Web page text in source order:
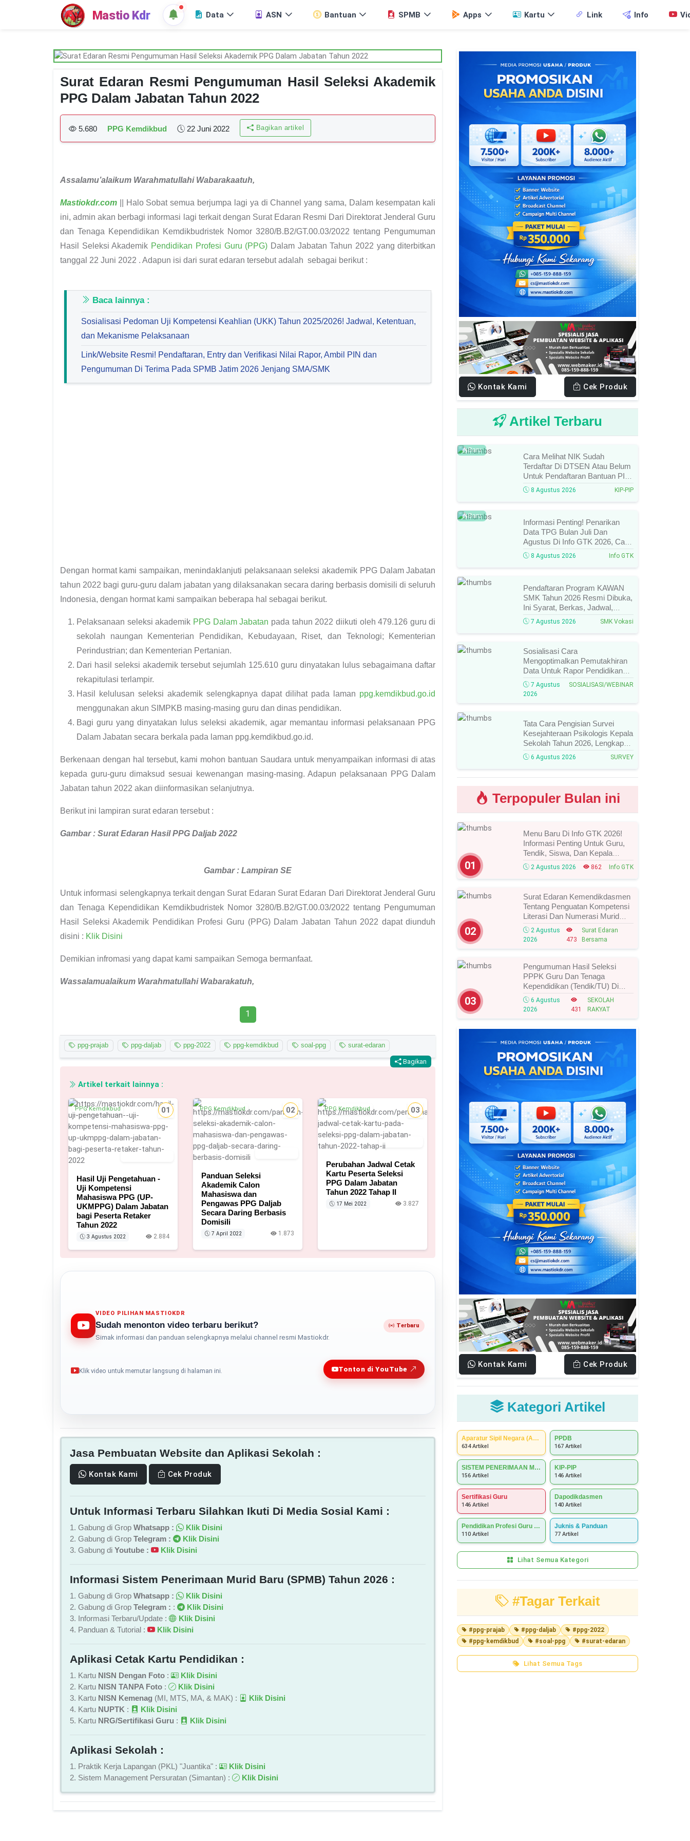
Mastio Kdr Data ASN Bantuan SPMB Apps Kartu Link Info
Surat Edaran Resmi Pengumuman Hasil Seleksi Akademik
PPG Dalam Jabatan Tahun 2022
5.680 PPG Kemdikbud 22 Juni 2022 Bagikan artikel
Assalamu’alaikum Warahmatullahi Wabarakaatuh,
Mastiokdr.com || Halo Sobat semua berjumpa lagi ya di Channel yang sama, Dalam kesempatan kali
ini, admin akan berbagi informasi lagi terkait dengan Surat Edaran Resmi Dari Direktorat Jenderal Guru
dan Tenaga Kependidikan Kemdikbudristek Nomor 3280/B.B2/GT.00.03/2022 tentang Pengumuman
Hasil Seleksi Akademik Pendidikan Profesi Guru (PPG) Dalam Jabatan Tahun 2022 yang diterbitkan
tanggal 22 Juni 2022 . Adapun isi dari surat edaran tersebut adalah sebagai berikut :
Baca lainnya :
Sosialisasi Pedoman Uji Kompetensi Keahlian (UKK) Tahun 2025/2026! Jadwal, Ketentuan,
dan Mekanisme Pelaksanaan
Link/Website Resmi! Pendaftaran, Entry dan Verifikasi Nilai Rapor, Ambil PIN dan
Pengumuman Di Terima Pada SPMB Jatim 2026 Jenjang SMA/SMK
Dengan hormat kami sampaikan, menindaklanjuti pelaksanaan seleksi akademik PPG Dalam Jabatan
tahun 2022 bagi guru-guru dalam jabatan yang dilaksanakan secara daring berbasis domisili di seluruh
Indonesia, dengan hormat kami sampaikan beberapa hal sebagai berikut.
Pelaksanaan seleksi akademik PPG Dalam Jabatan pada tahun 2022 diikuti oleh 479.126 guru di
sekolah naungan Kementerian Pendidikan, Kebudayaan, Riset, dan Teknologi; Kementerian
Perindustrian; dan Kementerian Pertanian.
Dari hasil seleksi akademik tersebut sejumlah 125.610 guru dinyatakan lulus sebagaimana daftar
rekapitulasi terlampir.
Hasil kelulusan seleksi akademik selengkapnya dapat dilihat pada laman ppg.kemdikbud.go.id
menggunakan akun SIMPKB masing-masing guru dan dinas pendidikan.
Bagi guru yang dinyatakan lulus seleksi akademik, agar memantau informasi pelaksanaan PPG
Dalam Jabatan secara berkala pada laman ppg.kemdikbud.go.id.
Berkenaan dengan hal tersebut, kami mohon bantuan Saudara untuk menyampaikan informasi di atas
kepada guru-guru dimaksud sesuai kewenangan masing-masing. Adapun pelaksanaan PPG Dalam
Jabatan tahun 2022 akan diinformasikan selanjutnya.
Berikut ini lampiran surat edaran tersebut :
Gambar : Surat Edaran Hasil PPG Daljab 2022
Gambar : Lampiran SE
Untuk informasi selengkapnya terkait dengan Surat Edaran Surat Edaran Dari Direktorat Jenderal Guru
dan Tenaga Kependidikan Kemdikbudristek Nomor 3280/B.B2/GT.00.03/2022 tentang Pengumuman
Hasil Seleksi Akademik Pendidikan Profesi Guru (PPG) Dalam Jabatan Tahun 2022 dapat diunduh
disini : Klik Disini
Demikian infromasi yang dapat kami sampaikan Semoga bermanfaat.
Wassalamualaikum Warahmatullahi Wabarakatuh,
1
ppg-prajab ppg-daljab ppg-2022 ppg-kemdikbud soal-ppg surat-edaran
Bagikan
Artikel terkait lainnya :
01
PPG Kemdikbud
Hasil Uji Pengetahuan -
Uji Kompetensi
Mahasiswa PPG (UP-
UKMPPG) Dalam Jabatan
bagi Peserta Retaker
Tahun 2022
3 Agustus 2022 2.884
02
PPG Kemdikbud
Panduan Seleksi
Akademik Calon
Mahasiswa dan
Pengawas PPG Daljab
Secara Daring Berbasis
Domisili
7 April 2022 1.873
03
PPG Kemdikbud
Perubahan Jadwal Cetak
Kartu Peserta Seleksi
PPG Dalam Jabatan
Tahun 2022 Tahap II
17 Mei 2022 3.827
VIDEO PILIHAN MASTIOKDR
Sudah menonton video terbaru berikut?
Simak informasi dan panduan selengkapnya melalui channel resmi Mastiokdr.
Terbaru
Klik video untuk memutar langsung di halaman ini. Tonton di YouTube
Jasa Pembuatan Website dan Aplikasi Sekolah :
Kontak Kami Cek Produk
Untuk Informasi Terbaru Silahkan Ikuti Di Media Sosial Kami :
1. Gabung di Grop Whatsapp :
Klik Disini
2. Gabung di Grop Telegram :
Klik Disini
3. Gabung di Youtube : Klik Disini
Informasi Sistem Penerimaan Murid Baru (SPMB) Tahun 2026 :
1. Gabung di Grop Whatsapp :
Klik Disini
2. Gabung di Grop Telegram : :
Klik Disini
3. Informasi Terbaru/Update :
Klik Disini
4. Panduan & Tutorial :
Klik Disini
Aplikasi Cetak Kartu Pendidikan :
1. Kartu NISN Dengan Foto :
Klik Disini
2. Kartu NISN TANPA Foto :
Klik Disini
3. Kartu NISN Kemenag (MI, MTS, MA, & MAK) :
Klik Disini
4. Kartu NUPTK :
Klik Disini
5. Kartu NRG/Sertifikasi Guru : Klik Disini
Aplikasi Sekolah :
1. Praktik Kerja Lapangan (PKL) "Juantika" :
Klik Disini
2. Sistem Management Persuratan (Simantan) :
Klik Disini
Kontak Kami Cek Produk
Artikel Terbaru
Baru
Cara Melihat NIK Sudah
Terdaftar Di DTSEN Atau Belum
Untuk Pendaftaran Bantuan PIP
Tahun 2026/2027, Ini Cara Cek
Dan Syarat Perubahan Desil!
8 Agustus 2026 KIP-PIP
Baru
Informasi Penting! Penarikan
Data TPG Bulan Juli Dan
Agustus Di Info GTK 2026, Catat
Tanggalnya! SKTP Belum Terbit
Januari–Juni, Ini Prosesnya!
8 Agustus 2026 Info GTK
Pendaftaran Program KAWAN
SMK Tahun 2026 Resmi Dibuka,
Ini Syarat, Berkas, Jadwal,
Batas Waktu, Dan Cara
Pendaftarannya!
7 Agustus 2026 SMK Vokasi
Sosialisasi Cara
Mengoptimalkan Pemutakhiran
Data Untuk Rapor Pendidikan
Tahun 2026, Ini Jadwal, Materi,
Narasumber, Dan Link
7 Agustus
2026
SOSIALISASI/WEBINAR
Tata Cara Pengisian Survei
Kesejahteraan Psikologis Kepala
Sekolah Tahun 2026, Lengkap
Link Resmi, Jadwal, Panduan,
Dan Hal Yang Wajib
Diperhatikan!
6 Agustus 2026 SURVEY
Terpopuler Bulan ini
01
Menu Baru Di Info GTK 2026!
Informasi Penting Untuk Guru,
Tendik, Siswa, Dan Kepala
Sekolah, Segera Cek Ini Batas
Waktunya!
2 Agustus 2026 862 Info GTK
02
Surat Edaran Kemendikdasmen
Tentang Penguatan Kompetensi
Literasi Dan Numerasi Murid
Tahun 2026, Ini Strategi Dan
Alurnya
2 Agustus
2026
473
Surat Edaran
Bersama
03
Pengumuman Hasil Seleksi
PPPK Guru Dan Tenaga
Kependidikan (Tendik/TU) Di
Sekolah Rakyat Tahun 2026
Lingkungan Kementerian Sosial
6 Agustus
2026
431
SEKOLAH
RAKYAT
Kontak Kami Cek Produk
Kategori Artikel
Aparatur Sipil Negara (ASN)
634 Artikel
PPDB
167 Artikel
SISTEM PENERIMAAN MURID BARU (SPMB)
156 Artikel
KIP-PIP
146 Artikel
Sertifikasi Guru
146 Artikel
Dapodikdasmen
140 Artikel
Pendidikan Profesi Guru (PPG)
110 Artikel
Juknis & Panduan
77 Artikel
Lihat Semua Kategori
#Tagar Terkait
#ppg-prajab #ppg-daljab
#ppg-2022
#ppg-kemdikbud
#soal-ppg #surat-edaran
Lihat Semua Tags